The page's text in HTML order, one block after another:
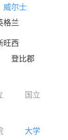
威尔士
格兰
旺西
登比郡
国立
大学